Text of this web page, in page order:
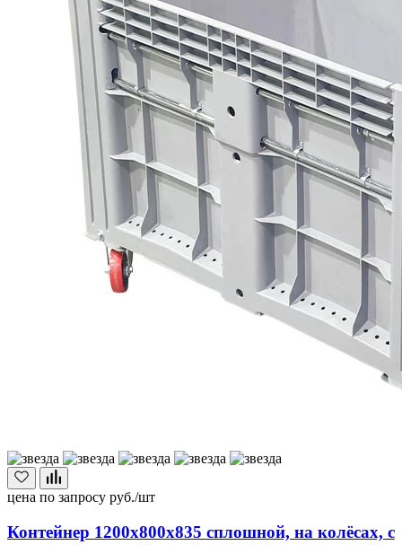
цена по запросу руб./шт
Контейнер 1200х800х835 сплошной, на колёсах, с